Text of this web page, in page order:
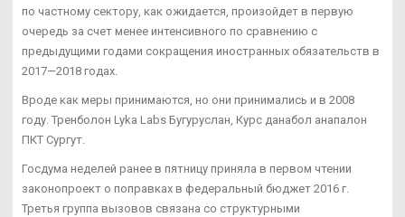
по частному сектору, как ожидается, произойдет в первую
очередь за счет менее интенсивного по сравнению с
предыдущими годами сокращения иностранных обязательств в
2017—2018 годах.
Вроде как меры принимаются, но они принимались и в 2008
году. Тренболон Lyka Labs Бугуруслан, Курс данабол анапалон
ПКТ Сургут.
Госдума неделей ранее в пятницу приняла в первом чтении
законопроект о поправках в федеральный бюджет 2016 г.
Третья группа вызовов связана со структурными